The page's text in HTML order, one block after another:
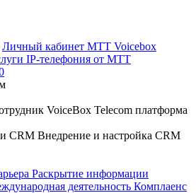
Личный кабинет МТТ Voicebox
IP-телефония от МТТ
VoiceBox Telecom платформа
CRM Внедрение и настройка CRM
Раскрытие информации
деятельность Комплаенс